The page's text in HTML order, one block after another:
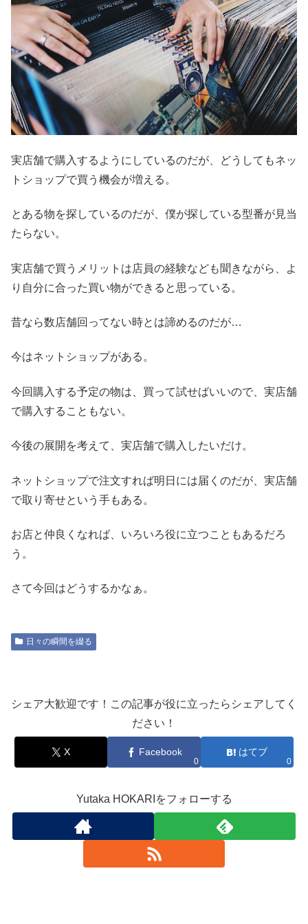
実店舗で購入するようにしているのだが、どうしてもネッ
トショップで買う機会が増える。
とある物を探しているのだが、僕が探している型番が見当
たらない。
実店舗で買うメリットは店員の経験なども聞きながら、よ
り自分に合った買い物ができると思っている。
昔なら数店舗回ってない時とは諦めるのだが…
今はネットショップがある。
今回購入する予定の物は、買って試せばいいので、実店舗
で購入することもない。
今後の展開を考えて、実店舗で購入したいだけ。
ネットショップで注文すれば明日には届くのだが、実店舗
で取り寄せという手もある。
お店と仲良くなれば、いろいろ役に立つこともあるだろ
う。
さて今回はどうするかなぁ。
日々の瞬間を綴る
シェア大歓迎です！この記事が役に立ったらシェアしてく
ださい！
X Facebook
0
はてブ
0
Yutaka HOKARIをフォローする